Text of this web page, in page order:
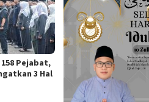
Pejabat,
3 Hal